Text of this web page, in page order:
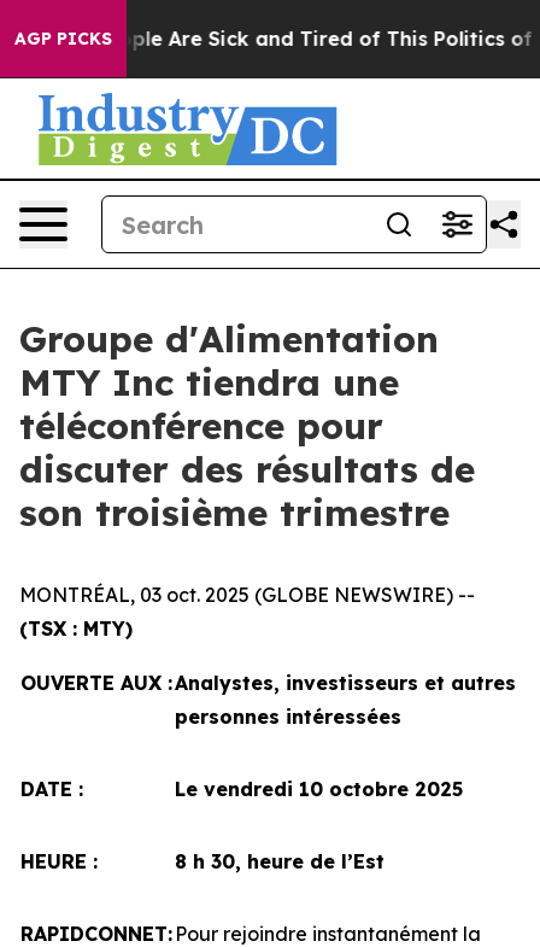
AGP PICKS
“People Are Sick and Tired of This Politics of
Groupe d'Alimentation
MTY Inc tiendra une
téléconférence pour
discuter des résultats de
son troisième trimestre
MONTRÉAL, 03 oct. 2025 (GLOBE NEWSWIRE) --
(TSX : MTY)
OUVERTE AUX :Analystes, investisseurs et autres
personnes intéressées
DATE : Le vendredi 10 octobre 2025
HEURE : 8 h 30, heure de l’Est
RAPIDCONNET: Pour rejoindre instantanément la